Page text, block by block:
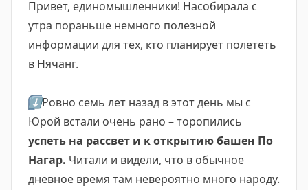
Привет, единомышленники! Насобирала с
утра пораньше немного полезной
информации для тех, кто планирует полететь
в Нячанг.
⬇️Ровно семь лет назад в этот день мы с
Юрой встали очень рано – торопились
успеть на рассвет и к открытию башен По
Нагар. Читали и видели, что в обычное
дневное время там невероятно много народу.